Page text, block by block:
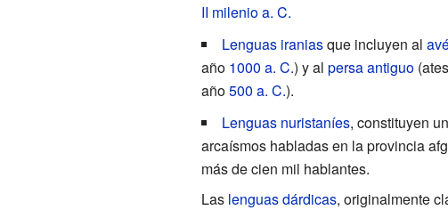
II milenioa. C.
Lenguas iraniasque incluyen al
año 1000 a. C.) y al persa antiguo
año500 a. C.).
Lenguas nuristaníes, constituyen
arcaísmos habladas en la provincia
más de cien mil hablantes.
Las lenguas dárdicas, originalmente